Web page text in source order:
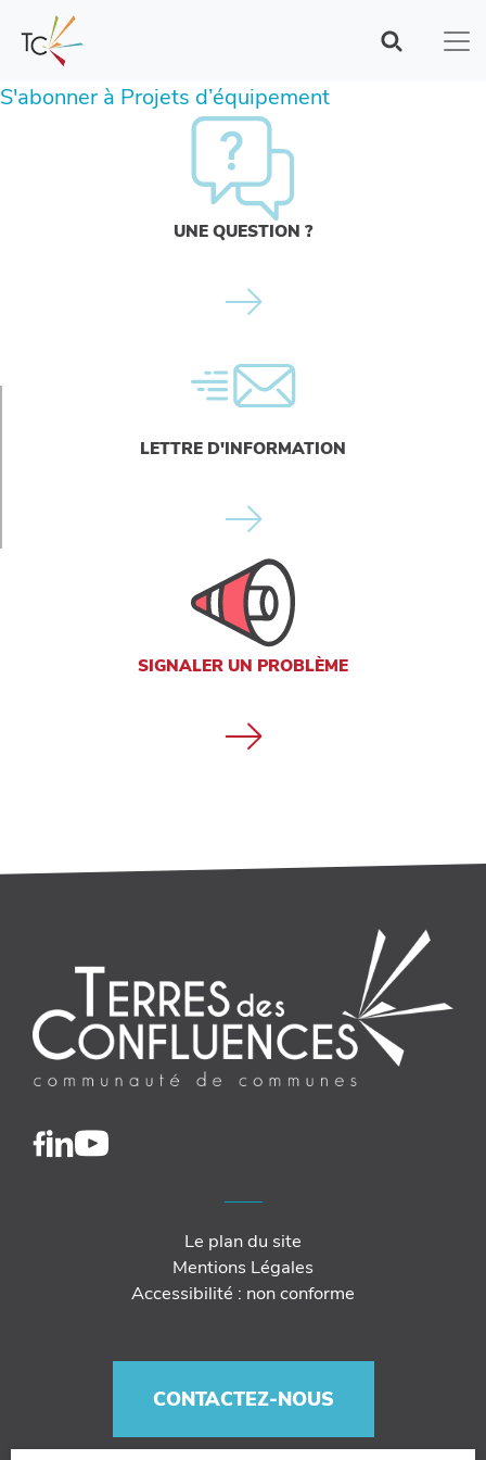
contenu
principal
S'abonner à Projets d’équipement
UNE QUESTION ?
LETTRE D'INFORMATION
SIGNALER UN PROBLÈME
Le plan du site
Mentions Légales
Accessibilité : non conforme
CONTACTEZ-NOUS